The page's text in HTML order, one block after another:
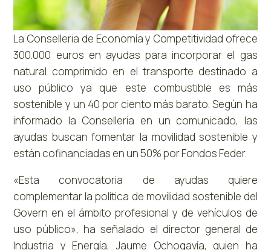
La Conselleria de Economía y Competitividad ofrece
300.000 euros en ayudas para incorporar el gas
natural comprimido en el transporte destinado a
uso público ya que este combustible es más
sostenible y un 40 por ciento más barato. Según ha
informado la Conselleria en un comunicado, las
ayudas buscan fomentar la movilidad sostenible y
están cofinanciadas en un 50% por Fondos Feder.
«Esta convocatoria de ayudas quiere
complementar la política de movilidad sostenible del
Govern en el ámbito profesional y de vehículos de
uso público», ha señalado el director general de
Industria y Energía, Jaume Ochogavía, quien ha